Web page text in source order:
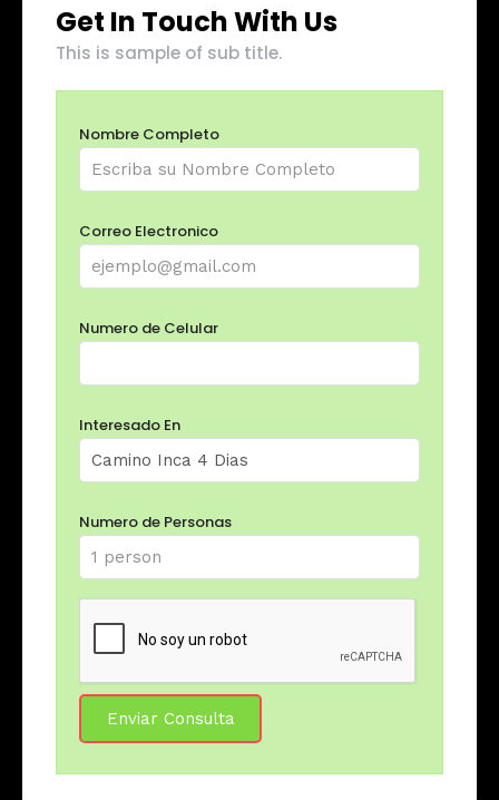
Get In Touch With Us
This is sample of sub title.
Nombre Completo
Correo Electronico
Numero de Celular
Interesado En
Numero de Personas